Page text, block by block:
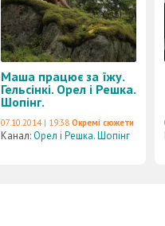
Маша працює за їжу.
Гельсінкі. Орел і Решка.
Шопінг.
07.10.2014 | 19:38 Окремі сюжети
Канал:Орел і Решка. Шопінг